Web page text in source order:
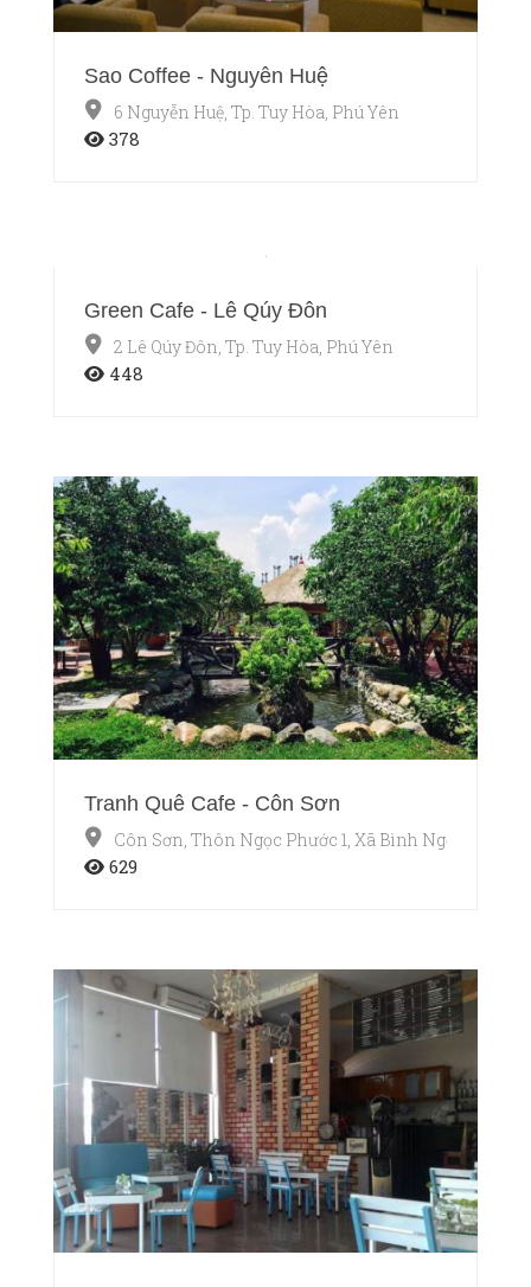
Sao Coffee - Nguyễn Huệ
6 Nguyễn Huệ, Tp. Tuy Hòa, Phú Yên
378
Green Cafe - Lê Qúy Đôn
2 Lê Qúy Đôn, Tp. Tuy Hòa, Phú Yên
448
Tranh Quê Cafe - Côn Sơn
Côn Sơn, Thôn Ngọc Phước 1, Xã Bình Ngọc, Tp.
629